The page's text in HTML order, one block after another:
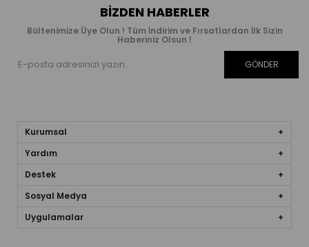
BIZDEN HABERLER
Bültenimize Üye Olun ! Tüm İndirim ve Fırsatlardan İlk Sizin
Haberiniz Olsun !
GÖNDER
Kurumsal
Yardım
Destek
Sosyal Medya
Uygulamalar